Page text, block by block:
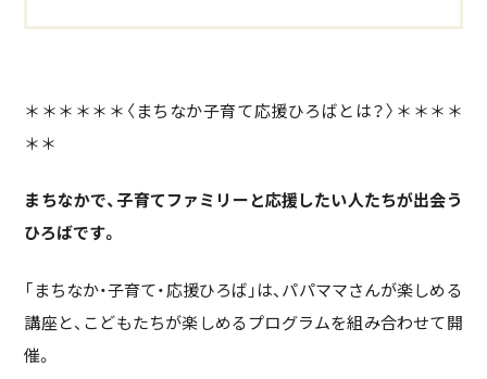
＊＊＊＊＊＊〈まちなか子育て応援ひろばとは？〉＊＊＊＊
＊＊
まちなかで、子育てファミリーと応援したい人たちが出会う
ひろばです。
「まちなか・子育て・応援ひろば」は、パパママさんが楽しめる
講座と、こどもたちが楽しめるプログラムを組み合わせて開
催。